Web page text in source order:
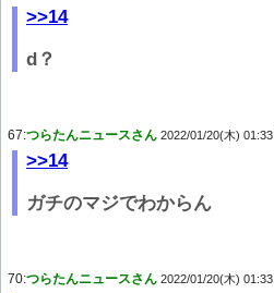
>>14
d？
67:つらたんニュースさん 2022/01/20(木) 01:33
>>14
ガチのマジでわからん
70:つらたんニュースさん 2022/01/20(木) 01:33